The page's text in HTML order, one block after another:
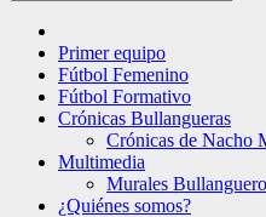
Primer equipo
Fútbol Femenino
Fútbol Formativo
Crónicas Bullangueras
Crónicas de Nacho
Multimedia
Murales
¿Quiénes somos?